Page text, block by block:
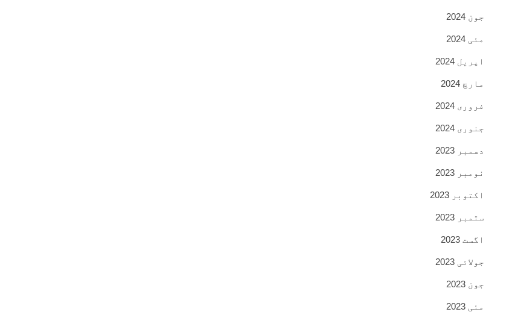
جون 2024
مئی 2024
اپریل 2024
مارچ 2024
فروری 2024
جنوری 2024
دسمبر 2023
نومبر 2023
اکتوبر 2023
ستمبر 2023
اگست 2023
جولائی 2023
جون 2023
مئی 2023